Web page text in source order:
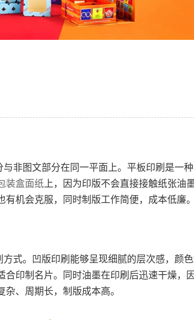
非图文部分在同一平面上。平板印刷是一
装盒面纸上，因为印版不会直接接触纸张油
有机会克服，同时制版工作简便，成本低廉。
式。凹版印刷能够呈现细腻的层次感，颜
合印制名片。同时油墨在印刷后迅速干燥，
、周期长，制版成本高。